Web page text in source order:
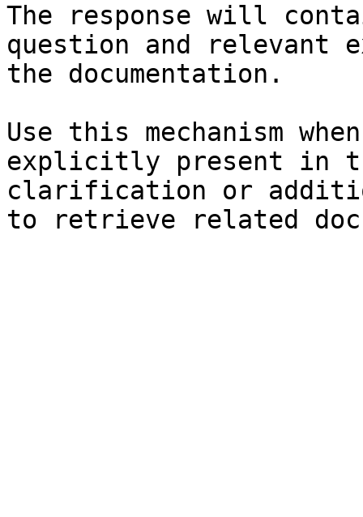
The response will
question and relevant
the documentation.
Use this mechanism
explicitly present in
clarification or